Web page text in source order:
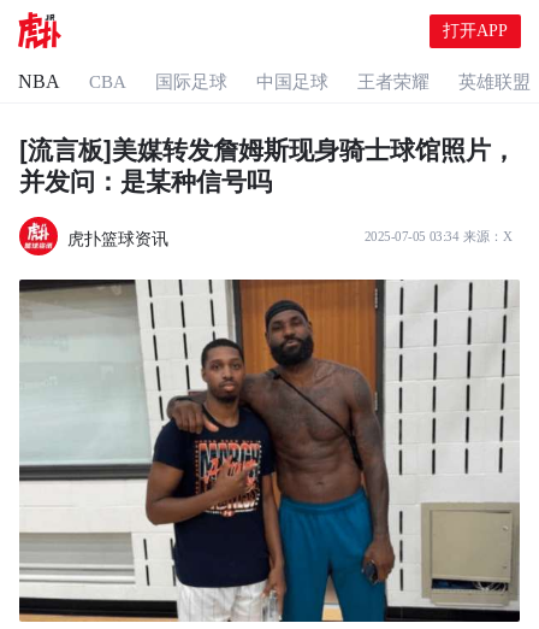
打开APP
NBA CBA 国际足球 中国足球 王者荣耀 英雄联盟
[流言板]美媒转发詹姆斯现身骑士球馆照片，
并发问：是某种信号吗
虎扑篮球资讯 2025-07-05 03:34 来源： X